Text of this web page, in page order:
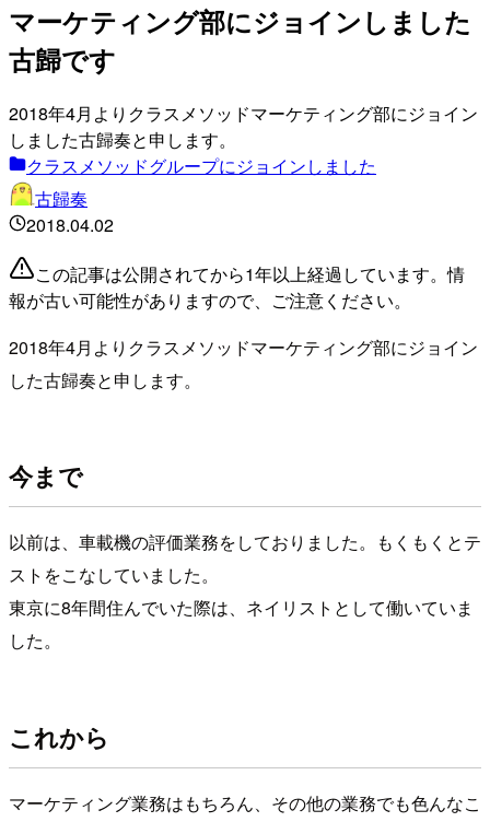
マーケティング部にジョインしました
古歸です
2018年4月よりクラスメソッドマーケティング部にジョイン
しました古歸奏と申します。
クラスメソッドグループにジョインしました
古歸奏
2018.04.02
この記事は公開されてから1年以上経過しています。情
報が古い可能性がありますので、ご注意ください。
2018年4月よりクラスメソッドマーケティング部にジョイン
した古歸奏と申します。
今まで
以前は、車載機の評価業務をしておりました。もくもくとテ
ストをこなしていました。
東京に8年間住んでいた際は、ネイリストとして働いていま
した。
これから
マーケティング業務はもちろん、その他の業務でも色んなこ